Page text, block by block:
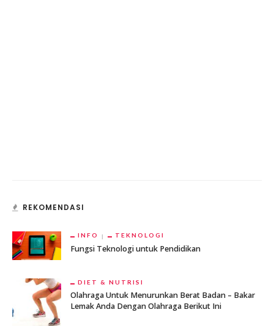
REKOMENDASI
INFO TEKNOLOGI
Fungsi Teknologi untuk Pendidikan
DIET & NUTRISI
Olahraga Untuk Menurunkan Berat Badan – Bakar
Lemak Anda Dengan Olahraga Berikut Ini